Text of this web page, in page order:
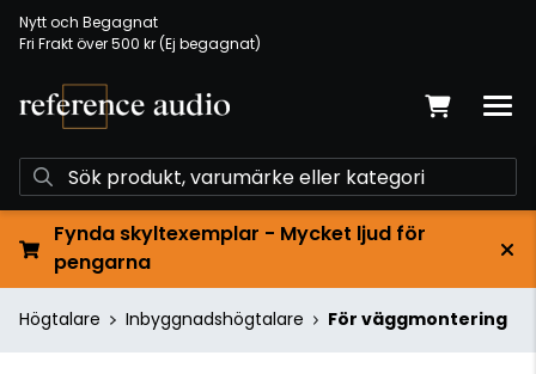
Nytt och Begagnat
Fri Frakt över 500 kr (Ej begagnat)
Fynda skyltexemplar - Mycket ljud för
pengarna
Högtalare Inbyggnadshögtalare För väggmontering